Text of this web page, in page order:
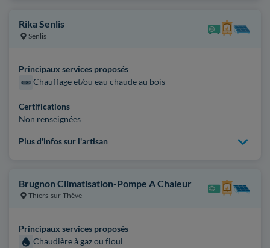
Rika Senlis
Senlis
Principaux services proposés
Chauffage et/ou eau chaude au bois
Certifications
Non renseignées
Plus d'infos sur l'artisan
Brugnon Climatisation-Pompe A Chaleur
Thiers-sur-Thève
Principaux services proposés
Chaudière à gaz ou fioul